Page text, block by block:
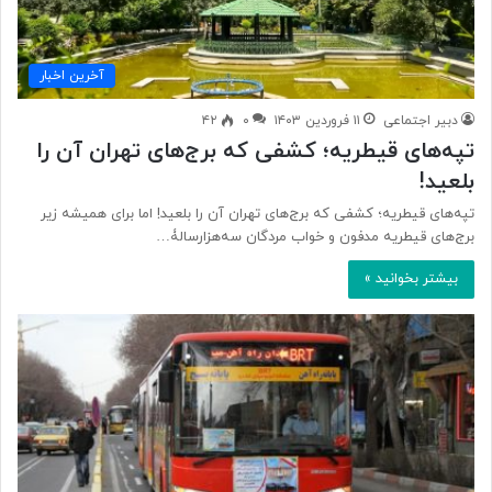
آخرین اخبار
دبیر اجتماعی ۱۱ فروردین ۱۴۰۳ ۰ ۴۲
تپه‌های قیطریه؛ کشفی که برج‌های تهران آن را
بلعید!
تپه‌های قیطریه؛ کشفی که برج‌های تهران آن را بلعید! اما برای همیشه زیر
برج‌های قیطریه مدفون و خواب مردگان سه‌هزارسالۀ…
بیشتر بخوانید »